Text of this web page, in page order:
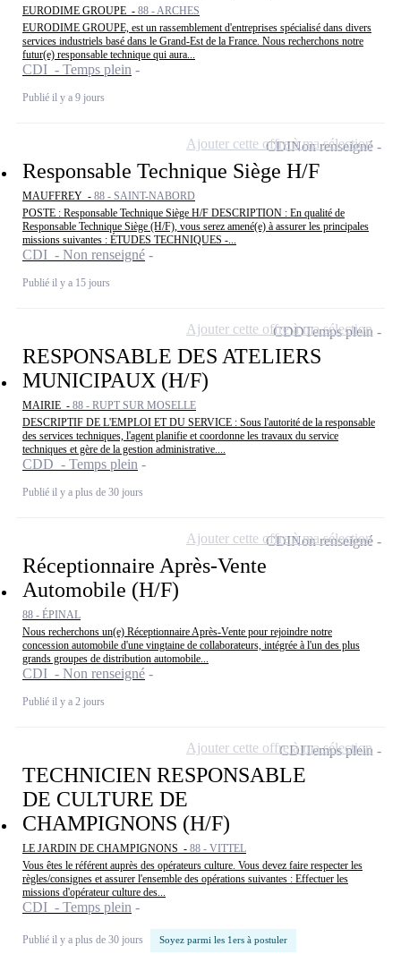
EURODIME GROUPE - 88 - ARCHES
EURODIME GROUPE, est un rassemblement d'entreprises spécialisé dans divers
services industriels basé dans le Grand-Est de la France. Nous recherchons notre
futur(e) responsable technique qui aura...
CDI - Temps plein
Publié il y a 9 jours
Responsable Technique Siège H/F
MAUFFREY - 88 - SAINT-NABORD
POSTE : Responsable Technique Siège H/F DESCRIPTION : En qualité de
Responsable Technique Siège (H/F), vous serez amené(e) à assurer les principales
missions suivantes : ÉTUDES TECHNIQUES -...
CDI - Non renseigné
Publié il y a 15 jours
CDINon renseigné
Ajouter cette offre à ma sélection
RESPONSABLE DES ATELIERS
MUNICIPAUX (H/F)
MAIRIE - 88 - RUPT SUR MOSELLE
DESCRIPTIF DE L'EMPLOI ET DU SERVICE : Sous l'autorité de la responsable
des services techniques, l'agent planifie et coordonne les travaux du service
techniques et gère de la gestion administrative....
CDD - Temps plein
Publié il y a plus de 30 jours
CDDTemps plein
Ajouter cette offre à ma sélection
Réceptionnaire Après-Vente
Automobile (H/F)
88 - ÉPINAL
Nous recherchons un(e) Réceptionnaire Après-Vente pour rejoindre notre
concession automobile d'une vingtaine de collaborateurs, intégrée à l'un des plus
grands groupes de distribution automobile...
CDI - Non renseigné
Publié il y a 2 jours
CDINon renseigné
Ajouter cette offre à ma sélection
TECHNICIEN RESPONSABLE
DE CULTURE DE
CHAMPIGNONS (H/F)
LE JARDIN DE CHAMPIGNONS - 88 - VITTEL
Vous êtes le référent auprès des opérateurs culture. Vous devez faire respecter les
règles/consignes et assurer l'ensemble des opérations suivantes : Effectuer les
missions d'opérateur culture des...
CDI - Temps plein
Publié il y a plus de 30 jours Soyez parmi les 1ers à postuler
CDITemps plein
Ajouter cette offre à ma sélection